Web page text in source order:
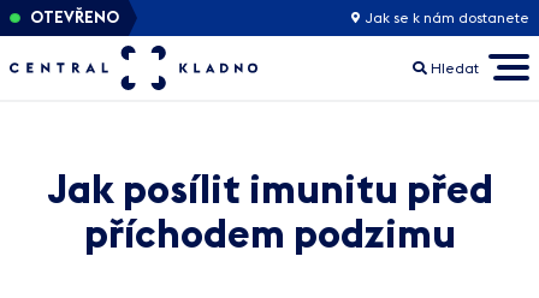
OTEVŘENO Jak se k nám dostanete
Hledat
Jak posílit imunitu před
příchodem podzimu